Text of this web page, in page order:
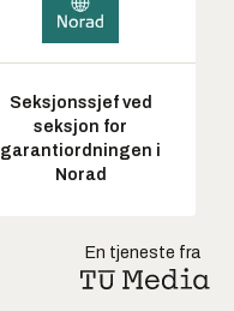
Seksjonssjef ved
seksjon for
garantiordningen i
Norad
En tjeneste fra